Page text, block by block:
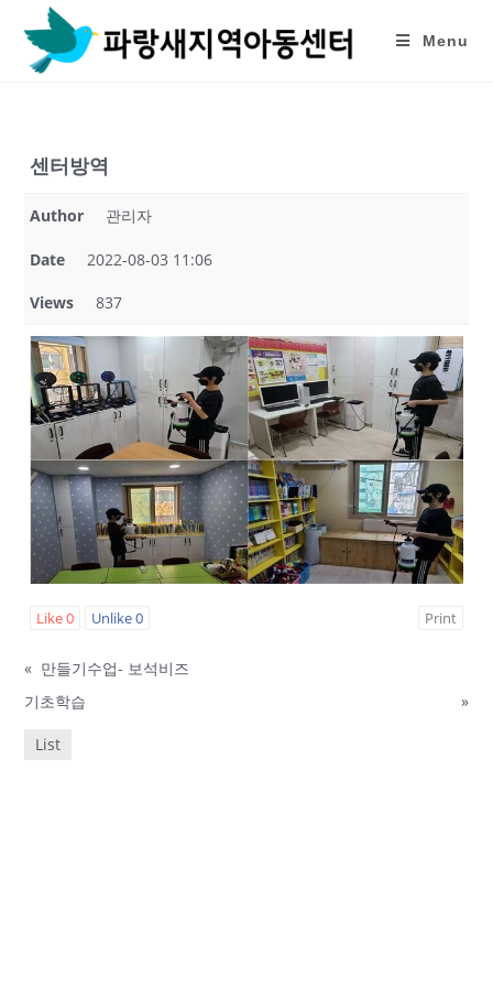
content
Menu
센터방역
Author 관리자
Date 2022-08-03 11:06
Views 837
Like0 Unlike0 Print
« 만들기수업- 보석비즈
기초학습
»
List